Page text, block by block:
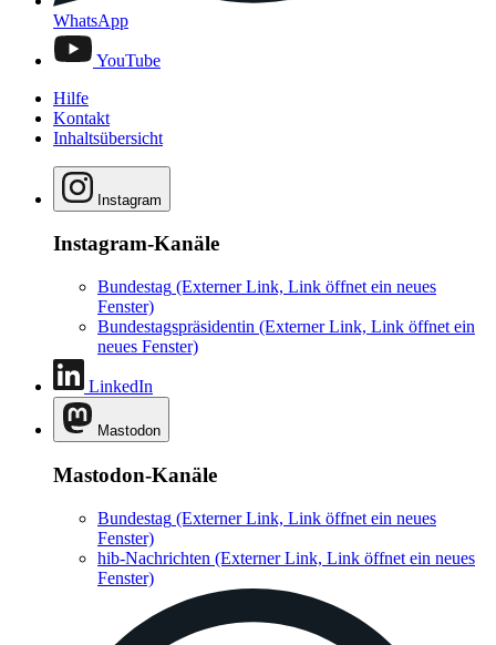
WhatsApp
YouTube
Hilfe
Kontakt
Inhaltsübersicht
Instagram
Instagram-Kanäle
Bundestag (Externer Link, Link öffnet ein neues
Fenster)
Bundestagspräsidentin (Externer Link, Link öffnet ein
neues Fenster)
LinkedIn
Mastodon
Mastodon-Kanäle
Bundestag (Externer Link, Link öffnet ein neues
Fenster)
hib-Nachrichten (Externer Link, Link öffnet ein neues
Fenster)